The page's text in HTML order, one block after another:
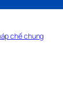
chế chung